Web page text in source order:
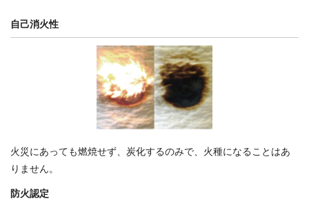
自己消火性
火災にあっても燃焼せず、炭化するのみで、火種になることはあ
りません。
防火認定